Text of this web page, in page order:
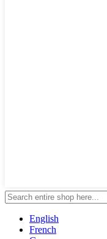
English
French